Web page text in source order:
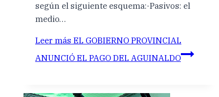
según el siguiente esquema:-Pasivos: el
medio…
Leer más EL GOBIERNO PROVINCIAL
ANUNCIÓ EL PAGO DEL AGUINALDO